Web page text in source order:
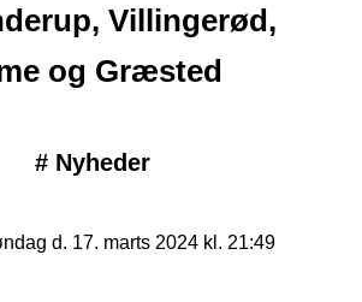
Villingerød,
og Græsted
# Nyheder
d. 17. marts 2024 kl. 21:49